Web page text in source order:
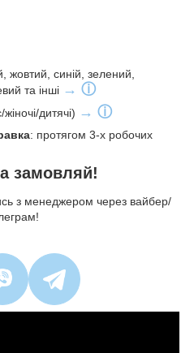
жовтий, синій, зелений,
та інші → ⓘ
дитячі) → ⓘ
: протягом 3-х робочих
замовляй!
з менеджером через вайбер/